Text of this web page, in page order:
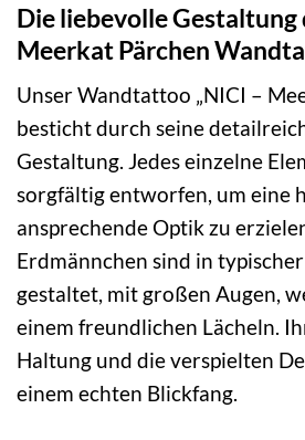
Die liebevolle Gestaltung
Meerkat Pärchen
Unser Wandtattoo „NICI –
besticht durch seine
Gestaltung. Jedes einzelne
sorgfältig entworfen, um eine
ansprechende Optik zu
Erdmännchen sind in
gestaltet, mit großen Augen,
einem freundlichen Lächeln.
Haltung und die verspielten
einem echten Blickfang.